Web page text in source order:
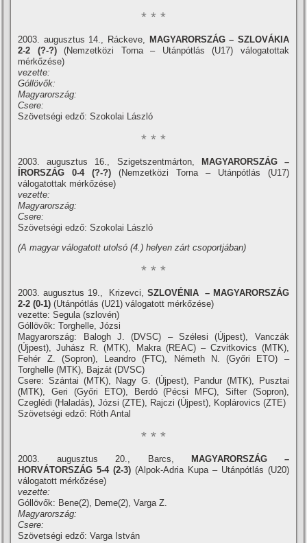
* * *
2003. augusztus 14., Ráckeve, MAGYARORSZÁG – SZLOVÁKIA
2-2 (?-?)(Nemzetközi Torna – Utánpótlás (U17) válogatottak
mérkőzése)
vezette:
Góllövők:
Magyarország:
Csere:
Szövetségi edző: Szokolai László
* * *
2003. augusztus 16., Szigetszentmárton,
MAGYARORSZÁG –
ÍRORSZÁG 0-4 (?-?) (Nemzetközi Torna – Utánpótlás (U17)
válogatottak mérkőzése)
vezette:
Magyarország:
Csere:
Szövetségi edző: Szokolai László
(A magyar válogatott utolsó (4.) helyen zárt csoportjában)
* * *
2003. augusztus 19., Krizevci, SZLOVÉNIA – MAGYARORSZÁG
2-2 (0-1) (Utánpótlás (U21) válogatott mérkőzése)
vezette: Segula (szlovén)
Góllövők: Torghelle, Józsi
Magyarország: Balogh J. (DVSC) – Szélesi (Újpest), Vanczák
(Újpest), Juhász R. (MTK), Makra (REAC) – Czvitkovics (MTK),
Fehér Z. (Sopron), Leandro (FTC), Németh N. (Győri ETO) –
Torghelle (MTK), Bajzát (DVSC)
Csere: Szántai (MTK), Nagy G. (Újpest), Pandur (MTK), Pusztai
(MTK), Geri (Győri ETO), Berdó (Pécsi MFC), Sifter (Sopron),
Czeglédi (Haladás), Józsi (ZTE), Rajczi (Újpest), Koplárovics (ZTE)
Szövetségi edző: Róth Antal
* * *
2003. augusztus 20., Barcs,
MAGYARORSZÁG –
HORVÁTORSZÁG 5-4 (2-3) (Alpok-Adria Kupa – Utánpótlás (U20)
válogatott mérkőzése)
vezette:
Góllövők: Bene(2), Deme(2), Varga Z.
Magyarország:
Csere:
Szövetségi edző: Varga István